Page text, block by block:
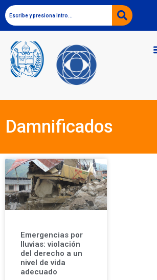
Damnificados
Emergencias por
lluvias: violación
del derecho a un
nivel de vida
adecuado